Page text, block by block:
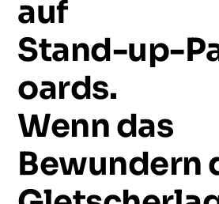
auf
Stand-up-
oards.
Wenndas
Bewundern